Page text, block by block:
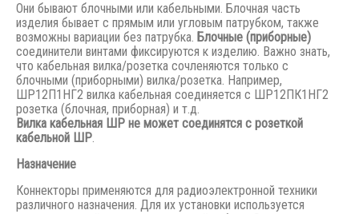
Они бывают блочными или кабельными. Блочная часть
изделия бывает с прямым или угловым патрубком, также
возможны вариации без патрубка. Блочные (приборные)
соединители винтами фиксируются к изделию. Важно знать,
что кабельная вилка/розетка сочленяются только с
блочными (приборными) вилка/розетка. Например,
ШР12П1НГ2 вилка кабельная соединяется с ШР12ПК1НГ2
розетка (блочная, приборная) и т.д.
Вилка кабельная ШР не может соединятся с розеткой
кабельной ШР.
Назначение
Коннекторы применяются для радиоэлектронной техники
различного назначения. Для их установки используется